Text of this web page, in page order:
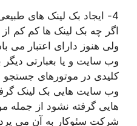
4- ایجاد بک لینک های طبیعی
اگر چه بک لینک ها کم کم
ولی هنوز دارای اعتبار می
وب سایت و یا بعبارتی دیگر
کلیدی در موتورهای
وب سایت هایی بک لینک
هایی گرفته نشود از
شرکت سئوکار به آن می